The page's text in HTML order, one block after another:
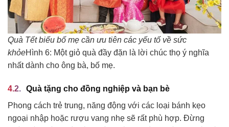
Quà Tết biếu bố mẹ cần ưu tiên các yếu tố về sức
khỏeHình 6: Một giỏ quà đầy đặn là lời chúc thọ ý nghĩa
nhất dành cho ông bà, bố mẹ.
Quà tặng cho đồng nghiệp và bạn bè
Phong cách trẻ trung, năng động với các loại bánh kẹo
ngoại nhập hoặc rượu vang nhẹ sẽ rất phù hợp. Đừng